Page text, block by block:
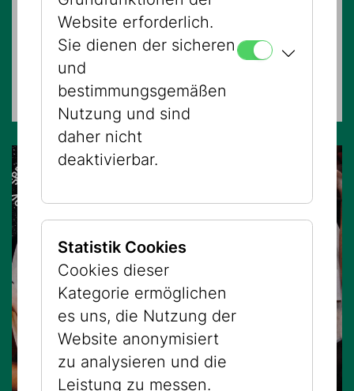
Alles Vergessen
FÜHRUNGEN
Museum Judenplatz
Website erforderlich.
Sie dienen der sicheren
und
bestimmungsgemäßen
Nutzung und sind
daher nicht
deaktivierbar.
Statistik Cookies
Cookies dieser
Kategorie ermöglichen
es uns, die Nutzung der
Website anonymisiert
zu analysieren und die
Leistung zu messen.